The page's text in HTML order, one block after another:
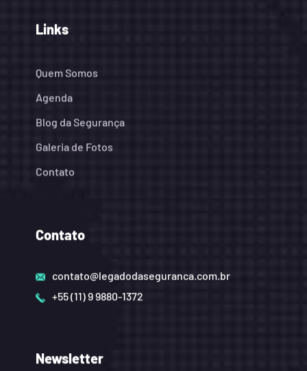
Links
Quem Somos
Agenda
Blog da Segurança
Galeria de Fotos
Contato
Contato
contato@legadodaseguranca.com.br
+55 (11) 9 9880-1372
Newsletter